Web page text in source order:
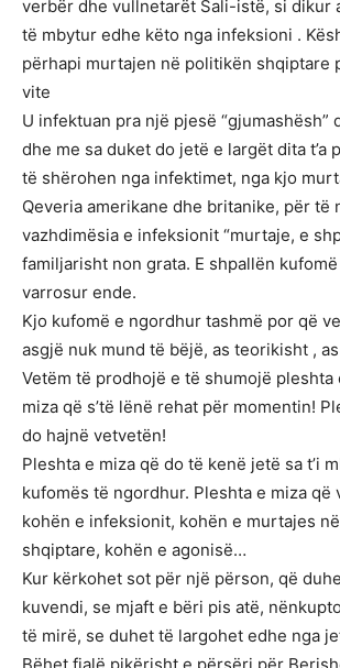
verbër dhe vullnetarët Sali-istë, si dikur
të mbytur edhe këto nga infeksioni .
përhapi murtajen në politikën shqiptare
vite
U infektuan pra një pjesë “gjumashësh”
dhe me sa duket do jetë e largët dita t’a
të shërohen nga infektimet, nga kjo
Qeveria amerikane dhe britanike, për të
vazhdimësia e infeksionit “murtaje, e
familjarisht non grata. E shpallën
varrosur ende.
Kjo kufomë e ngordhur tashmë por që
asgjë nuk mund të bëjë, as teorikisht ,
Vetëm të prodhojë e të shumojë pleshta
miza që s’të lënë rehat për momentin!
do hajnë vetvetën!
Pleshta e miza që do të kenë jetë sa t’i
kufomës të ngordhur. Pleshta e miza që
kohën e infeksionit, kohën e murtajes
shqiptare, kohën e agonisë…
Kur kërkohet sot për një përson, që
kuvendi, se mjaft e bëri pis atë,
të mirë, se duhet të largohet edhe nga
Bëhet fjalë pikërisht e përsëri për